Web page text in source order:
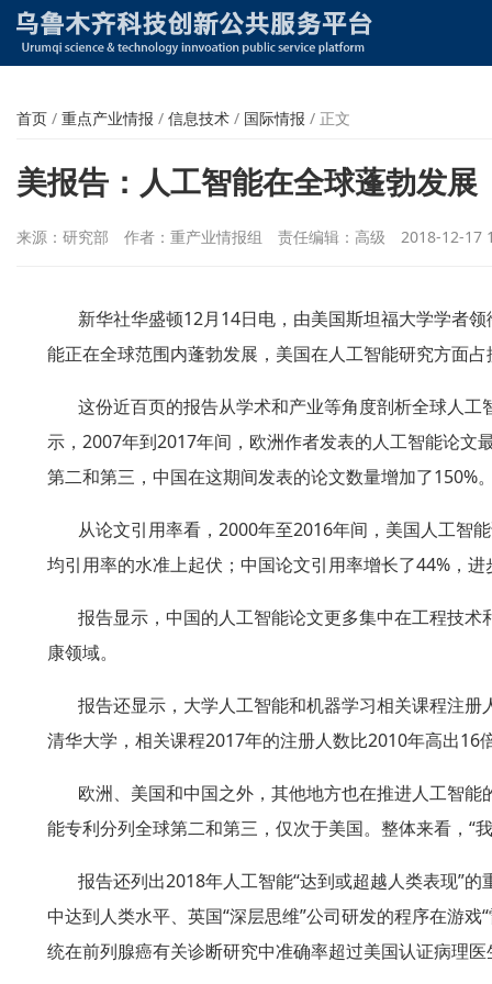
首页 / 重点产业情报 / 信息技术 / 国际情报 / 正文
美报告：人工智能在全球蓬勃发展
来源：研究部 作者：重产业情报组 责任编辑：高级 2018-12-17
新华社华盛顿12月14日电，由美国斯坦福大学学者
能正在全球范围内蓬勃发展，美国在人工智能研究方面
这份近百页的报告从学术和产业等角度剖析全球人
示， 2007年到2017年间，欧洲作者发表的人工智能论文
第二和第三，中国在这期间发表的论文数量增加了150%
从论文引用率看， 2000年至2016年间，美国人工智
均引用率的水准上起伏；中国论文引用率增长了44% ，
报告显示，中国的人工智能论文更多集中在工程技
康领域。
报告还显示，大学人工智能和机器学习相关课程注
清华大学，相关课程2017年的注册人数比2010年高出16
欧洲、美国和中国之外，其他地方也在推进人工智
能专利分列全球第二和第三，仅次于美国。整体来看，“
报告还列出2018年人工智能“达到或超越人类表现”
中达到人类水平、英国“深层思维”公司研发的程序在游
统在前列腺癌有关诊断研究中准确率超过美国认证病理医